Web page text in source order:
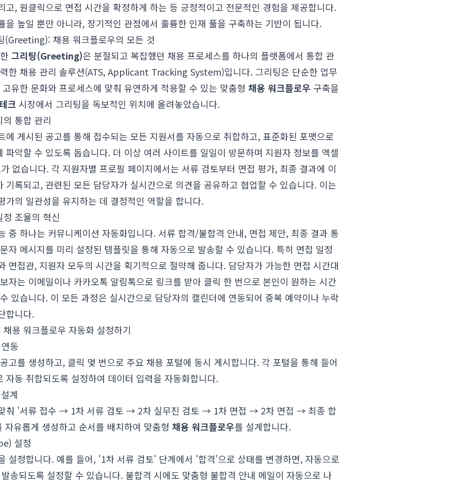
고, 원클릭으로 면접 시간을 확정하게 하는 등 긍정적이고 전문적인 경험을 제공합니다.
을 높일 뿐만 아니라, 장기적인 관점에서 훌륭한 인재 풀을 구축하는 기반이 됩니다.
채용 워크플로우의 모든 것
그리팅(Greeting)은 분절되고 복잡했던 채용 프로세스를 하나의 플랫폼에서 통합 관
한 채용 관리 솔루션(ATS, Applicant Tracking System)입니다. 그리팅은 단순한 업무
유한 문화와 프로세스에 맞춰 유연하게 적용할 수 있는 맞춤형 채용 워크플로우 구축을
크 시장에서 그리팅을 독보적인 위치에 올려놓았습니다.
통합 관리
에 게시된 공고를 통해 접수되는 모든 지원서를 자동으로 취합하고, 표준화된 포맷으로
파악할 수 있도록 돕습니다. 더 이상 여러 사이트를 일일이 방문하며 지원자 정보를 엑셀
없습니다. 각 지원자별 프로필 페이지에서는 서류 검토부터 면접 평가, 최종 결과에 이
기록되고, 관련된 모든 담당자가 실시간으로 의견을 공유하고 협업할 수 있습니다. 이는
가의 일관성을 유지하는 데 결정적인 역할을 합니다.
조율의 혁신
중 하나는 커뮤니케이션 자동화입니다. 서류 합격/불합격 안내, 면접 제안, 최종 결과 통
자 메시지를 미리 설정된 템플릿을 통해 자동으로 발송할 수 있습니다. 특히 면접 일정
면접관, 지원자 모두의 시간을 획기적으로 절약해 줍니다. 담당자가 가능한 면접 시간대
자는 이메일이나 카카오톡 알림톡으로 링크를 받아 클릭 한 번으로 본인이 원하는 시간
있습니다. 이 모든 과정은 실시간으로 담당자의 캘린더에 연동되어 중복 예약이나 누락
합니다.
용 워크플로우 자동화 설정하기
동
고를 생성하고, 클릭 몇 번으로 주요 채용 포털에 동시 게시합니다. 각 포털을 통해 들어
자동 취합되도록 설정하여 데이터 입력을 자동화합니다.
계
춰 '서류 접수 → 1차 서류 검토 → 2차 실무진 검토 → 1차 면접 → 2차 면접 → 최종 합
유롭게 생성하고 순서를 배치하여 맞춤형 채용 워크플로우를 설계합니다.
설정
설정합니다. 예를 들어, '1차 서류 검토' 단계에서 '합격'으로 상태를 변경하면, 자동으로
송되도록 설정할 수 있습니다. 불합격 시에도 맞춤형 불합격 안내 메일이 자동으로 나